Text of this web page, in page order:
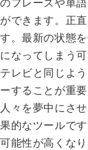
のフレーズや単
ができます。正
す。最新の状態
になってしまう
テレビと同じよ
ーすることが重
人々を夢中にさ
果的なツールで
可能性が高くな